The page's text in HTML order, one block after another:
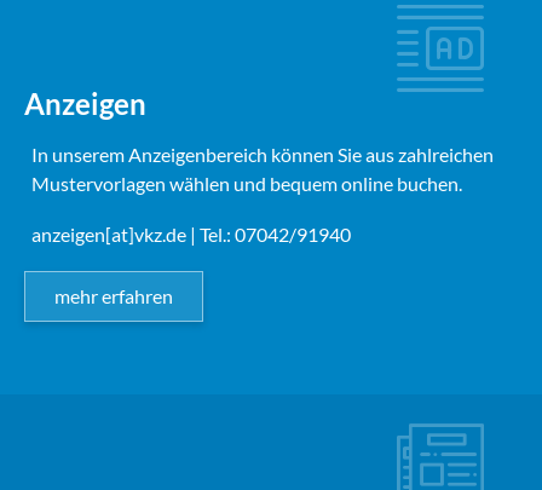
Anzeigen
In unserem Anzeigenbereich können Sie aus zahlreichen
Mustervorlagen wählen und bequem online buchen.
anzeigen[at]vkz.de | Tel.: 07042/91940
mehr erfahren